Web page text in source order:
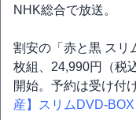
NHK総合で放送。
割安の「赤と黒 スリ
枚組、24,990円（税
開始。予約は受け付
産】スリムDVD-BOX